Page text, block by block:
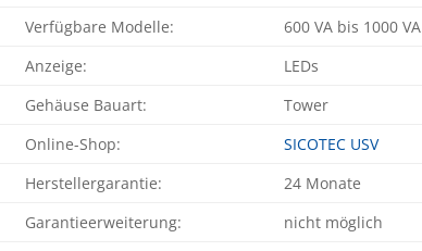
Verfügbare Modelle:
600 VA bis 1000 VA
Anzeige:
LEDs
Gehäuse Bauart:
Tower
Online-Shop:
SICOTEC USV
Herstellergarantie:
24 Monate
Garantieerweiterung:
nicht möglich